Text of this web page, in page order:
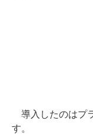
導入したのはプ
す。